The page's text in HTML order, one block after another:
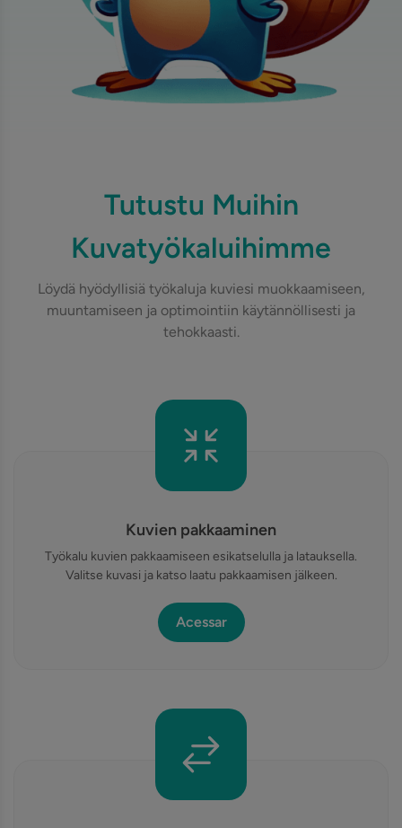
Tutustu Muihin
Kuvatyökaluihimme
Löydä hyödyllisiä työkaluja kuviesi muokkaamiseen,
muuntamiseen ja optimointiin käytännöllisesti ja
tehokkaasti.
Kuvien pakkaaminen
Työkalu kuvien pakkaamiseen esikatselulla ja latauksella.
Valitse kuvasi ja katso laatu pakkaamisen jälkeen.
Acessar